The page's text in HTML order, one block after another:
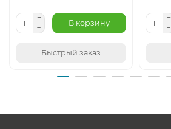
В корзину
Быстрый заказ